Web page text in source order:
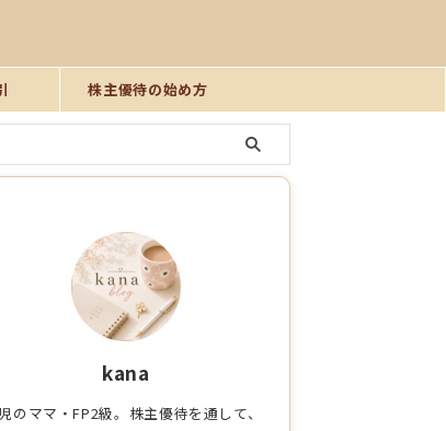
株主優待の始め方
kana
のママ・FP2級。株主優待を通して、